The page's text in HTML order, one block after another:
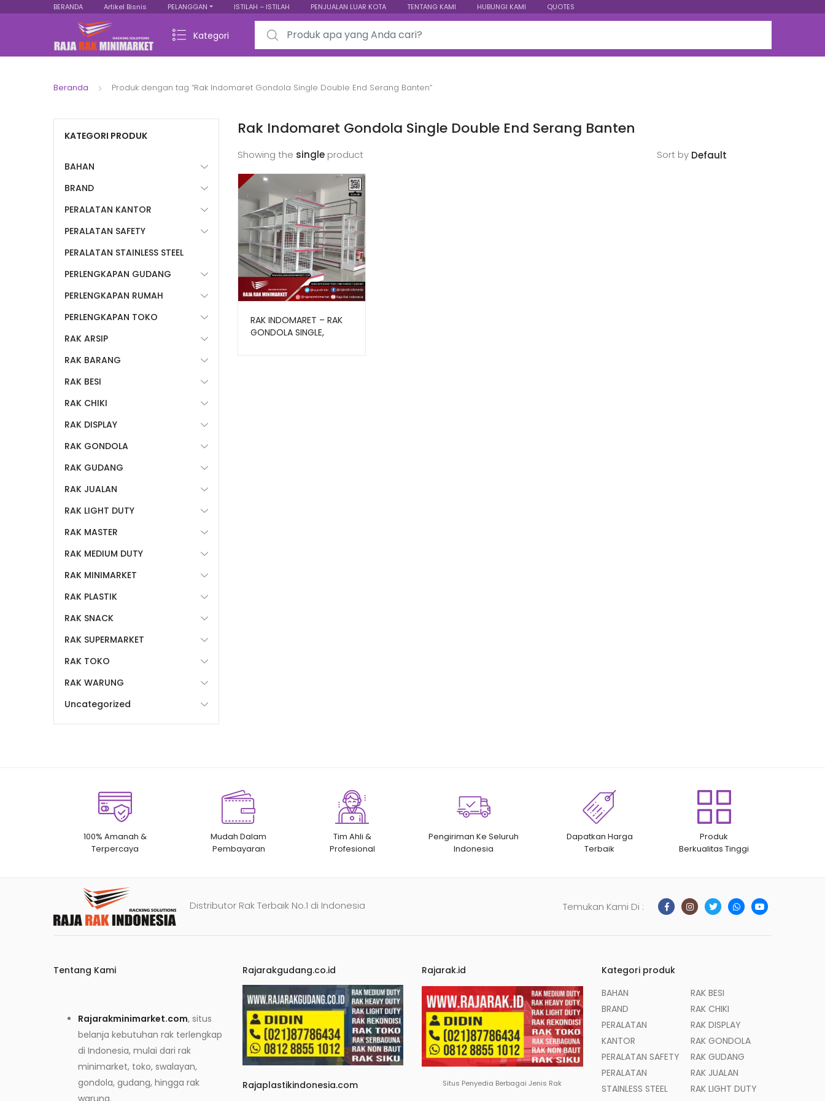
BERANDA Artikel Bisnis PELANGGAN ISTILAH – ISTILAH PENJUALAN LUAR KOTA TENTANG KAMI HUBUNGI KAMI QUOTES
Kategori
Search for:
Beranda Produk dengan tag “Rak Indomaret Gondola Single Double End Serang Banten”
Rak Indomaret Gondola Single Double End Serang Banten
Showing the single product Sort by
RAK INDOMARET – RAK
GONDOLA SINGLE,
KATEGORI PRODUK
BAHAN
BRAND
PERALATAN KANTOR
PERALATAN SAFETY
PERALATAN STAINLESS STEEL
PERLENGKAPAN GUDANG
PERLENGKAPAN RUMAH
PERLENGKAPAN TOKO
RAK ARSIP
RAK BARANG
RAK BESI
RAK CHIKI
RAK DISPLAY
RAK GONDOLA
RAK GUDANG
RAK JUALAN
RAK LIGHT DUTY
RAK MASTER
RAK MEDIUM DUTY
RAK MINIMARKET
RAK PLASTIK
RAK SNACK
RAK SUPERMARKET
RAK TOKO
RAK WARUNG
Uncategorized
100% Amanah &
Terpercaya
Mudah Dalam
Pembayaran
Tim Ahli &
Profesional
Pengiriman Ke Seluruh
Indonesia
Dapatkan Harga
Terbaik
Produk
Berkualitas Tinggi
Distributor Rak Terbaik No.1 di Indonesia Temukan Kami Di :
Tentang Kami
Rajarakminimarket.com, situs
belanja kebutuhan rak terlengkap
di Indonesia, mulai dari rak
minimarket, toko, swalayan,
gondola, gudang, hingga rak
warung.
Rajarakgudang.co.id
Rajaplastikindonesia.com
Rajarak.id
Situs Penyedia Berbagai Jenis Rak
Kategori produk
BAHAN
BRAND
PERALATAN
KANTOR
PERALATAN SAFETY
PERALATAN
STAINLESS STEEL
RAK BESI
RAK CHIKI
RAK DISPLAY
RAK GONDOLA
RAK GUDANG
RAK JUALAN
RAK LIGHT DUTY